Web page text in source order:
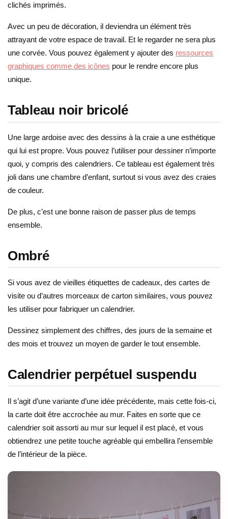
clichés imprimés.
Avec un peu de décoration, il deviendra un élément très
attrayant de votre espace de travail. Et le regarder ne sera plus
une corvée. Vous pouvez également y ajouter des ressources
graphiques comme des icônes pour le rendre encore plus
unique.
Tableau noir bricolé
Une large ardoise avec des dessins à la craie a une esthétique
qui lui est propre. Vous pouvez l’utiliser pour dessiner n’importe
quoi, y compris des calendriers. Ce tableau est également très
joli dans une chambre d’enfant, surtout si vous avez des craies
de couleur.
De plus, c’est une bonne raison de passer plus de temps
ensemble.
Ombré
Si vous avez de vieilles étiquettes de cadeaux, des cartes de
visite ou d’autres morceaux de carton similaires, vous pouvez
les utiliser pour fabriquer un calendrier.
Dessinez simplement des chiffres, des jours de la semaine et
des mois et trouvez un moyen de garder le tout ensemble.
Calendrier perpétuel suspendu
Il s’agit d’une variante d’une idée précédente, mais cette fois-ci,
la carte doit être accrochée au mur. Faites en sorte que ce
calendrier soit assorti au mur sur lequel il est placé, et vous
obtiendrez une petite touche agréable qui embellira l’ensemble
de l’intérieur de la pièce.